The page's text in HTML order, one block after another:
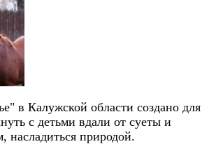
в Калужской области создано для
с детьми вдали от суеты и
насладиться природой.